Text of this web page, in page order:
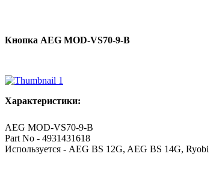
Кнопка AEG MOD-VS70-9-B
Характеристики:
AEG MOD-VS70-9-B
Part No - 4931431618
Используется - AEG BS 12G, AEG BS 14G, Ryobi